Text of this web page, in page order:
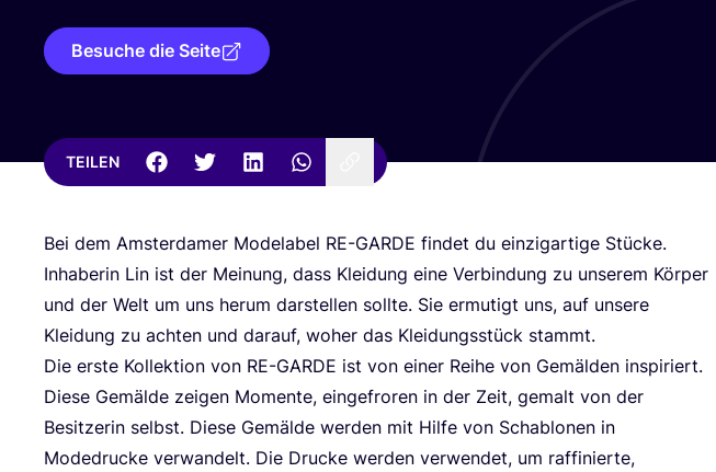
Besuche die Seite
TEILEN
Bei dem Ams­ter­da­mer Mode­la­bel RE-GAR­DE fin­det du ein­zig­ar­ti­ge Stü­cke.
Inha­be­rin Lin ist der Mei­nung, dass Klei­dung eine Ver­bin­dung zu unse­rem Kör­per
und der Welt um uns her­um dar­stel­len soll­te. Sie ermu­tigt uns, auf unse­re
Klei­dung zu ach­ten und dar­auf, woher das Klei­dungs­stück stammt.
Die ers­te Kol­lek­ti­on von RE-GAR­DE ist von einer Rei­he von Gemäl­den inspi­riert.
Die­se Gemäl­de zei­gen Momen­te, ein­ge­fro­ren in der Zeit, gemalt von der
Besit­ze­rin selbst. Die­se Gemäl­de wer­den mit Hil­fe von Scha­blo­nen in
Mode­dru­cke ver­wan­delt. Die Dru­cke wer­den ver­wen­det, um raf­fi­nier­te,